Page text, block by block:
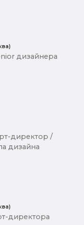
дизайнера
директор /
дизайна
директора